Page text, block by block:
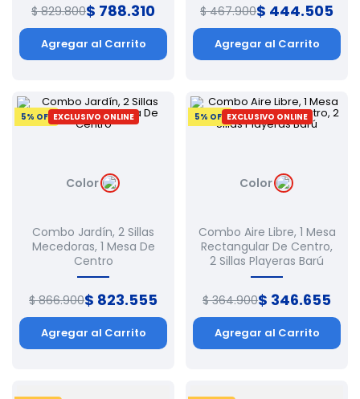
$ 829.800$ 788.310
Agregar al Carrito
$ 467.900$ 444.505
Agregar al Carrito
5% OFF EXCLUSIVO ONLINE
Color
Combo Jardín, 2 Sillas
Mecedoras, 1 Mesa De
Centro
$ 866.900$ 823.555
Agregar al Carrito
5% OFF EXCLUSIVO ONLINE
Color
Combo Aire Libre, 1 Mesa
Rectangular De Centro,
2 Sillas Playeras Barú
$ 364.900$ 346.655
Agregar al Carrito